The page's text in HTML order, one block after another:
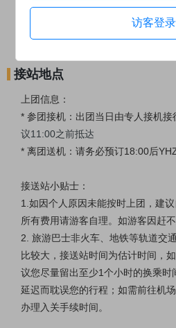
布雷顿岛观鲸（120-1
100
接站地点
上团信息：
* 参团接机：出团当日由专人接机接
议11:00之前抵达
* 离团送机：请务必预订18:00后
接送站小贴士 ：
1.如因个人原因未能按时上团，建
所有费用请游客自理。如游客因赶
2. 旅游巴士非火车、地铁等轨道交
比较大，接送站时间为估计时间，
议您尽量留出至少1个小时的换乘
延迟而耽误您的行程；如需前往机
办理入关手续时间。
访客登录